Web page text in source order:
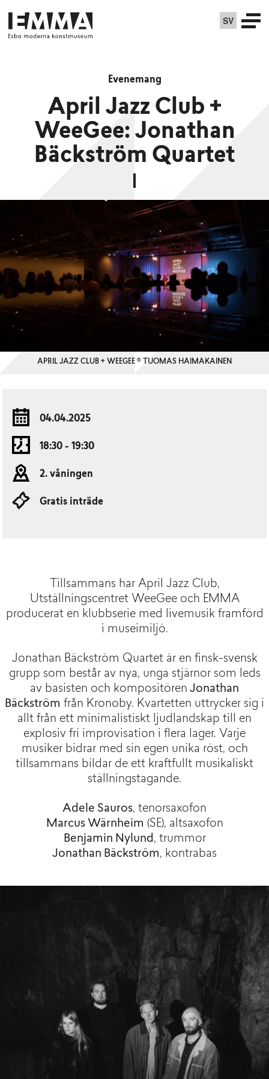
SV
Evenemang
April Jazz Club +
WeeGee: Jonathan
Bäckström Quartet
APRIL JAZZ CLUB + WEEGEE © TUOMAS HAIMAKAINEN
04.04.2025
18:30 - 19:30
2. våningen
Gratis inträde
Tillsammans har April Jazz Club,
Utställningscentret WeeGee och EMMA
producerat en klubbserie med livemusik framförd
i museimiljö.
Jonathan Bäckström Quartet är en finsk-svensk
grupp som består av nya, unga stjärnor som leds
av basisten och kompositören Jonathan
Bäckström från Kronoby. Kvartetten uttrycker sig i
allt från ett minimalistiskt ljudlandskap till en
explosiv fri improvisation i flera lager. Varje
musiker bidrar med sin egen unika röst, och
tillsammans bildar de ett kraftfullt musikaliskt
ställningstagande.
Adele Sauros, tenorsaxofon
Marcus Wärnheim (SE), altsaxofon
Benjamin Nylund, trummor
Jonathan Bäckström, kontrabas